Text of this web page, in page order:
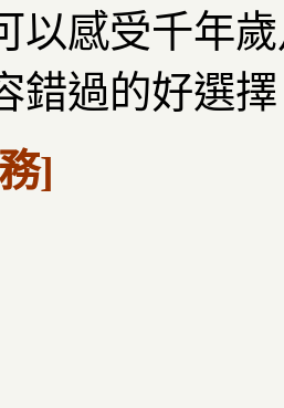
以感受千年
錯過的好選
]